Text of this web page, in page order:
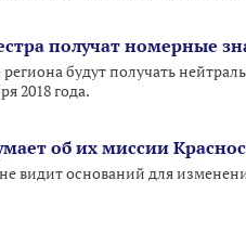
получат номерные
будут получать
2018 года.
об их миссии
видит оснований для